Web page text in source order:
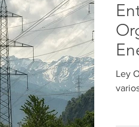
Precios de Transferencia
Ley